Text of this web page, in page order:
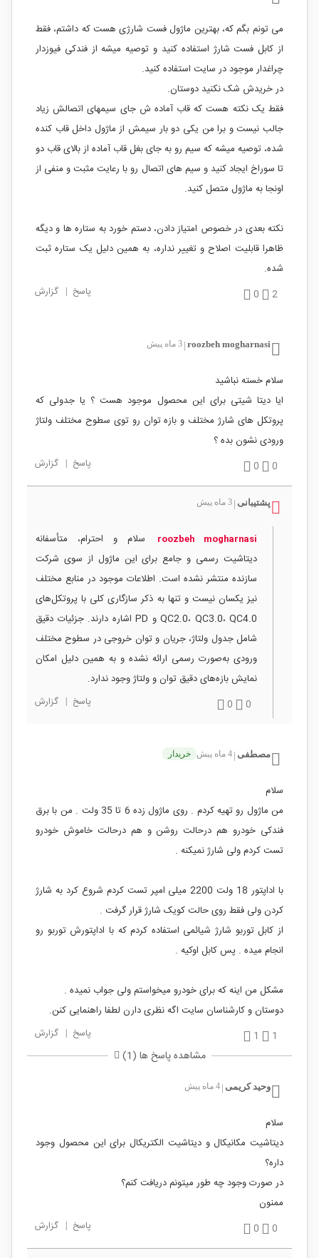
می تونم بگم که، بهترین ماژول فست شارژی هست که داشتم، فقط
از کابل فست شارژ استفاده کنید و توصیه میشه از فندکی فیوزدار
چراغدار موجود در سایت استفاده کنید.
در خریدش شک نکنید دوستان.
فقط یک نکته هست که قاب آماده ش جای سیمهای اتصالش زیاد
جالب نیست و برا من یکی دو بار سیمش از ماژول داخل قاب کنده
شده، توصیه میشه که سیم رو به جای بغل قاب آماده از بالای قاب دو
تا سوراخ ایجاد کنید و سیم های اتصال رو با رعایت مثبت و منفی از
اونجا به ماژول متصل کنید.
نکته بعدی در خصوص امتیاز دادن، دستم خورد به ستاره ها و دیگه
ظاهرا قابلیت اصلاح و تغییر نداره، به همین دلیل یک ستاره ثبت
شده.
2
0 پاسخ | گزارش
roozbeh mogharnasi
| 3 ماه پیش
سلام خسته نباشید
ایا دیتا شیتی برای این محصول موجود هست ؟ یا جدولی که
پروتکل های شارژ مختلف و بازه توان رو توی سطوح مختلف ولتاژ
ورودی نشون بده ؟
0
0 پاسخ | گزارش
پشتیبانی | 3 ماه پیش
roozbeh mogharnasi
سلام و احترام، متأسفانه
دیتاشیت رسمی و جامع برای این ماژول از سوی شرکت
سازنده منتشر نشده است. اطلاعات موجود در منابع مختلف
نیز یکسان نیست و تنها به ذکر سازگاری کلی با پروتکل‌های
QC2.0، QC3.0، QC4.0 و PD اشاره دارند. جزئیات دقیق
شامل جدول ولتاژ، جریان و توان خروجی در سطوح مختلف
ورودی به‌صورت رسمی ارائه نشده و به همین دلیل امکان
نمایش بازه‌های دقیق توان و ولتاژ وجود ندارد.
0
0 پاسخ | گزارش
مصطفی | 4 ماه پیش خریدار
سلام
من ماژول رو تهیه کردم . روی ماژول زده 6 تا 35 ولت . من با برق
فندکی خودرو هم درحالت روشن و هم درحالت خاموش خودرو
تست کردم ولی شارژ نمیکنه .
با اداپتور 18 ولت 2200 میلی امپر تست کردم شروع کرد به شارژ
کردن ولی فقط روی حالت کویک شارژ قرار گرفت .
از کابل توربو شارژ شیائمی استفاده کردم که با اداپتورش توربو رو
انجام میده . پس کابل اوکیه .
مشکل من اینه که برای خودرو میخواستم ولی جواب نمیده .
دوستان و کارشناسان سایت اگه نظری دارن لطفا راهنمایی کنن.
1
1 پاسخ | گزارش
مشاهده پاسخ ها (1)
وحید کریمی | 4 ماه پیش
سلام
دیتاشیت مکانیکال و دیتاشیت الکتریکال برای این محصول وجود
داره؟
در صورت وجود چه طور میتونم دریافت کنم؟
ممنون
0
0 پاسخ | گزارش